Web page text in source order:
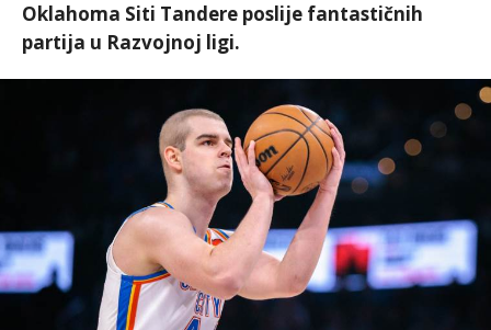
Oklahoma Siti Tandere poslije fantastičnih
partija u Razvojnoj ligi.